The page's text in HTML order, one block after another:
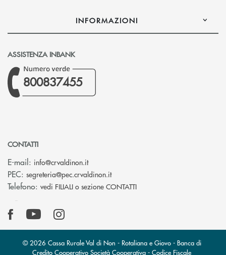
INFORMAZIONI
ASSISTENZA INBANK
800837455
CONTATTI
E-mail: info@crvaldinon.it(si apre l’app di posta elettronica)
PEC: segreteria@pec.crvaldinon.it(si apre l’app di posta
Telefono: vedi FILIALI o sezione CONTATTI
© 2026 Cassa Rurale Val di Non - Rotaliana e Giovo - Banca di
Credito Cooperativo Società Cooperativa - Codice Fiscale